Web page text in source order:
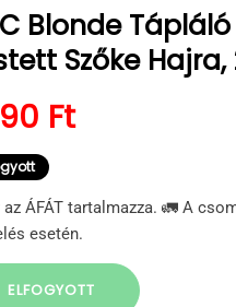
Blonde
Szőke
ár
Ft
az ÁFÁT tartalmazza. 🚛 A
esetén.
ELFOGYOTT